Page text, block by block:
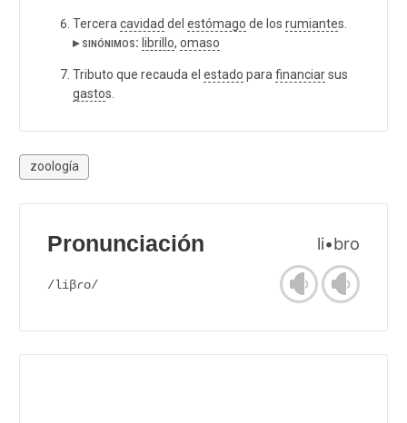
Tercera cavidad del estómago de los rumiantes.
▸ sinónimos: librillo, omaso
Tributo que recauda el estado para financiarsus
gastos.
zoología
Pronunciación li•bro
/liβɾo/